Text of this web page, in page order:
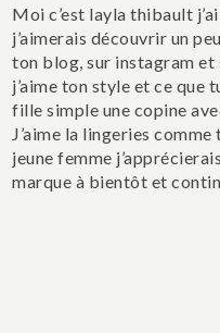
Moi c’est layla thibault
j’aimerais découvrir un
ton blog, sur instagram et
j’aime ton style et ce que
fille simple une copine
J’aime la lingeries
jeune femme
marque à bientôt et